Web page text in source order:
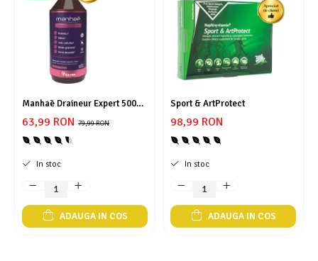
Manhaē Draineur Expert 500
79,99 RON
63,99 RON
In stoc
ADAUGA IN COS
Sport & ArtProtect
98,99 RON
In stoc
ADAUGA IN COS